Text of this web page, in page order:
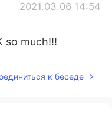
2021.03.06 14:54
so much!!!
к беседе